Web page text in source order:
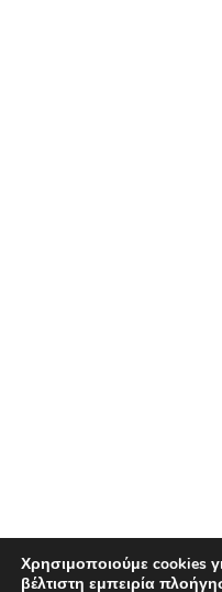
Χρησιμοποιούμε cookies
βέλτιστη εμπειρία